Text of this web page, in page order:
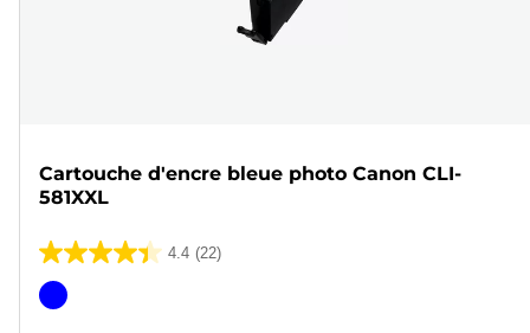
Cartouche d'encre bleue photo Canon CLI-
581XXL
4.4 (22)
4.4
sur
Cartouche